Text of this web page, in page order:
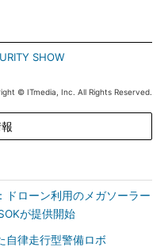
SHOW
© ITmedia, Inc. All Rights Reserved.
ドローン利用のメガソーラー
が提供開始
自律走行型警備ロボ